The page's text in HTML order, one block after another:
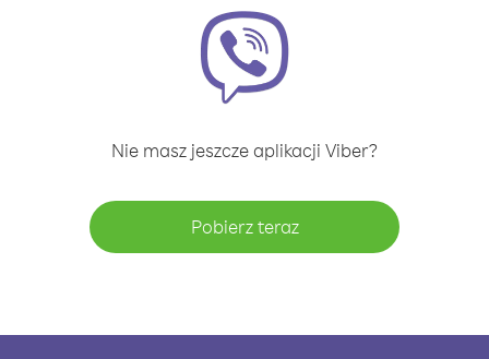
Nie masz jeszcze aplikacji Viber?
Pobierz teraz